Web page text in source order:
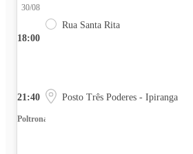
18:00
30/08
Rua Santa Rita
21:40 Posto Três Poderes - Ipiranga
Poltrona